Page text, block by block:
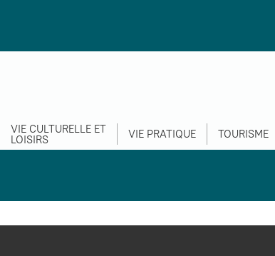
VIE CULTURELLE ET
LOISIRS VIE PRATIQUE TOURISME